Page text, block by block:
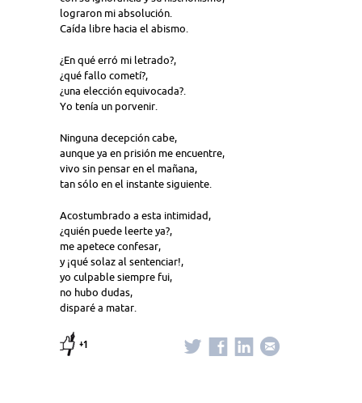
lograron mi absolución.
Caída libre hacia el abismo.
¿En qué erró mi letrado?,
¿qué fallo cometí?,
¿una elección equivocada?.
Yo tenía un porvenir.
Ninguna decepción cabe,
aunque ya en prisión me encuentre,
vivo sin pensar en el mañana,
tan sólo en el instante siguiente.
Acostumbrado a esta intimidad,
¿quién puede leerte ya?,
me apetece confesar,
y ¡qué solaz al sentenciar!,
yo culpable siempre fui,
no hubo dudas,
disparé a matar.
+1